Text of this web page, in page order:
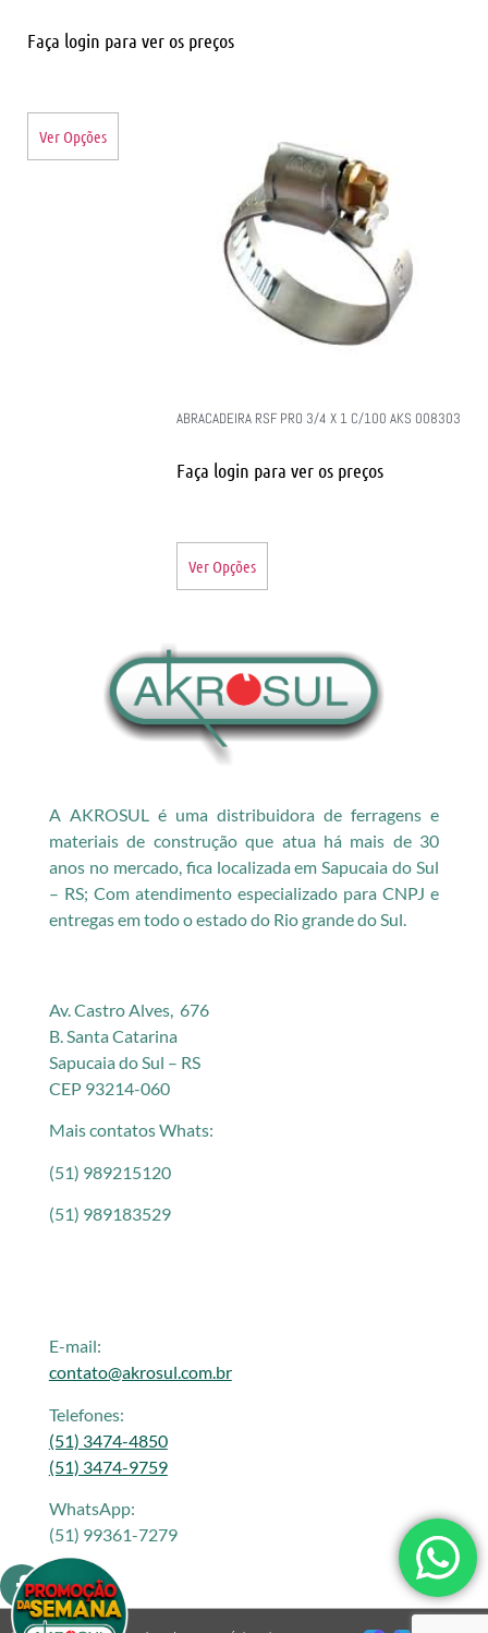
Faça login para ver os preços
Ver Opções
ABRACADEIRA RSF PRO 3/4 X 1 C/100 AKS 008303
Faça login para ver os preços
Ver Opções
A AKROSUL é uma distribuidora de ferragens e
materiais de construção que atua há mais de 30
anos no mercado, fica localizada em Sapucaia do Sul
– RS; Com atendimento especializado para CNPJ e
entregas em todo o estado do Rio grande do Sul.
Av. Castro Alves, 676
B. Santa Catarina
Sapucaia do Sul – RS
CEP 93214-060
Mais contatos Whats:
(51) 989215120
(51) 989183529
E-mail:
contato@akrosul.com.br
Telefones:
(51) 3474-4850
(51) 3474-9759
WhatsApp:
(51) 99361-7279